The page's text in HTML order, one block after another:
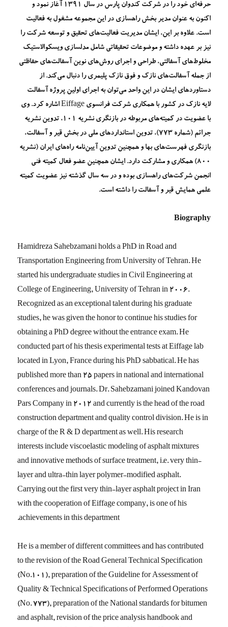
حرفه‌ای خود را در شرکت کندوان پارس در سال 1391 آغاز نمود و
اکنون به عنوان مدیر بخش راهسازی در این مجموعه مشغول به فعالیت
است. علاوه بر این، ایشان مدیریت فعالیت‌های تحقیق و توسعه شرکت را
نیز بر عهده داشته و موضوعات تحقیقاتی شامل مدلسازی ویسکوالاستیک
مخلوط‌های آسفالتی، طراحی و اجرای روش‌های نوین آسفالت‌های حفاظتی
از جمله آسفالت‌های نازک و فوق نازک پلیمری را دنبال می‌کند. از
دستاوردهای ایشان در این واحد می‌توان به اجرای اولین پروژه آسفالت
لایه نازک در کشور با همکاری شرکت فرانسوی Eiffage اشاره کرد. وی
با عضویت در کمیته‌های مربوطه در بازنگری نشریه 101، تدوین نشریه
جرائم (شماره 773)، تدوین استانداردهای ملی در بخش قیر و آسفالت،
بازنگری فهرست‌های بها و همچنین تدوین آیین‌نامه راه‌های ایران (نشریه
800) همکاری و مشارکت دارد. ایشان همچنین عضو فعال کمیته فنی
انجمن شرکت‌های راهسازی بوده و در سه سال گذشته نیز عضویت کمیته
علمی همایش قیر و آسفالت را داشته است.
Biography
Hamidreza Sahebzamani holds a PhD in Road and
Transportation Engineering from University of Tehran. He
started his undergraduate studies in Civil Engineering at
College of Engineering, University of Tehran in 2006.
Recognized as an exceptional talent during his graduate
studies, he was given the honor to continue his studies for
obtaining a PhD degree without the entrance exam. He
conducted part of his thesis experimental tests at Eiffage lab
located in Lyon, France during his PhD sabbatical. He has
published more than 25 papers in national and international
conferences and journals. Dr. Sahebzamani joined Kandovan
Pars Company in 2012 and currently is the head of the road
construction department and quality control division. He is in
charge of the R & D department as well. His research
interests include viscoelastic modeling of asphalt mixtures
and innovative methods of surface treatment, i.e. very thin-
layer and ultra-thin layer polymer-modified asphalt.
Carrying out the first very thin-layer asphalt project in Iran
with the cooperation of Eiffage company, is one of his
achievements in this department.
He is a member of different committees and has contributed
to the revision of the Road General Technical Specification
(No.101), preparation of the Guideline for Assessment of
Quality & Technical Specifications of Performed Operations
(No. 773), preparation of the National standards for bitumen
and asphalt, revision of the price analysis handbook and